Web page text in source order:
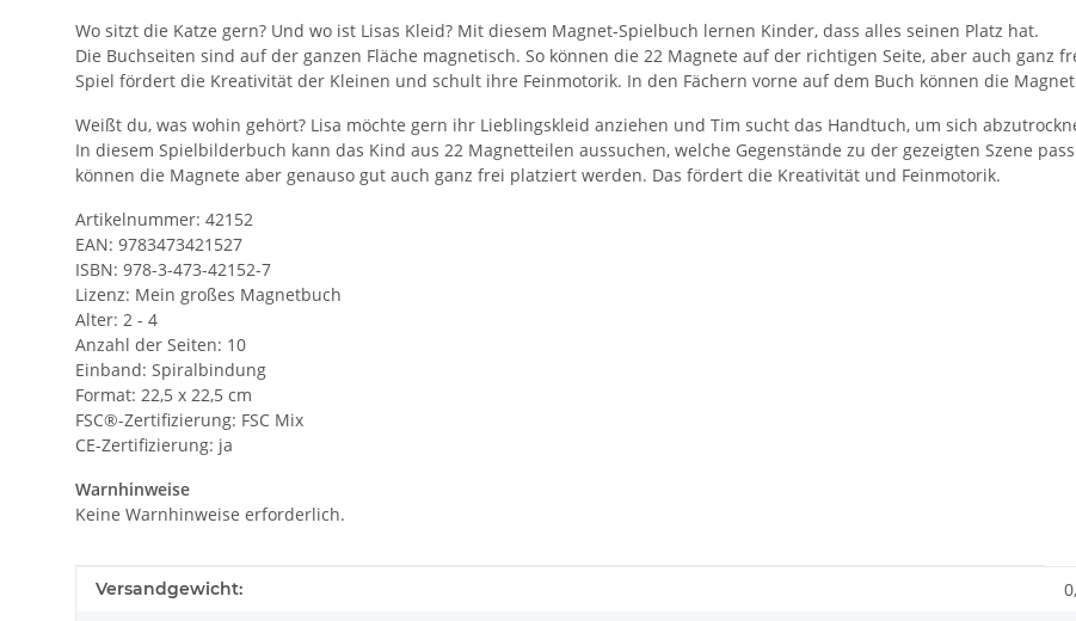
Wo sitzt die Katze gern? Und wo ist Lisas Kleid? Mit diesem Magnet-Spielbuch lernen Kinder, dass alles seinen Platz hat.
Die Buchseiten sind auf der ganzen Fläche magnetisch. So können die 22 Magnete auf der richtigen Seite, aber auch ganz
Spiel fördert die Kreativität der Kleinen und schult ihre Feinmotorik. In den Fächern vorne auf dem Buch können die
Weißt du, was wohin gehört? Lisa möchte gern ihr Lieblingskleid anziehen und Tim sucht das Handtuch, um sich
In diesem Spielbilderbuch kann das Kind aus 22 Magnetteilen aussuchen, welche Gegenstände zu der gezeigten Szene
können die Magnete aber genauso gut auch ganz frei platziert werden. Das fördert die Kreativität und Feinmotorik.
Artikelnummer: 42152
EAN: 9783473421527
ISBN: 978-3-473-42152-7
Lizenz: Mein großes Magnetbuch
Alter: 2 - 4
Anzahl der Seiten: 10
Einband: Spiralbindung
Format: 22,5 x 22,5 cm
FSC®-Zertifizierung: FSC Mix
CE-Zertifizierung: ja
Warnhinweise
Keine Warnhinweise erforderlich.
Produkteigenschaft
Wert
Versandgewicht: